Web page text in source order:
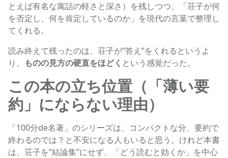
とえば有名な寓話の軽さと深さ）を残しつつ、「荘子が何
を否定し、何を肯定しているのか」を現代の言葉で整理し
てくれる。
読み終えて残ったのは、荘子が“答え”をくれるというよ
り、
ものの見方の硬直をほどく という感覚だった。
この本の立ち位置（「薄い要
約」にならない理由）
「100分de名著」のシリーズは、コンパクトな分、要約で
終わるのでは？と不安になる人もいると思う。けれど本書
は、荘子を“結論集”にせず、「どう読むと効くか」を中心